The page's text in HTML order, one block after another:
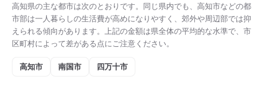
高知県の主な都市は次のとおりです。同じ県内でも、 高知市などの都
市部は一人暮らしの生活費が高めになりやすく、郊外や周辺部では抑
えられる傾向があります。上記の金額は県全体の平均的な水準で、市
区町村によって差がある点にご注意ください。
高知市 南国市 四万十市